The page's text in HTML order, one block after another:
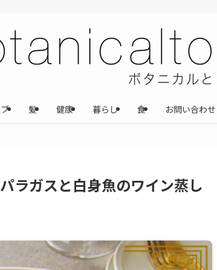
髪 健康 暮らし 食 お問い合わせ
ラガスと白身魚のワイン蒸し